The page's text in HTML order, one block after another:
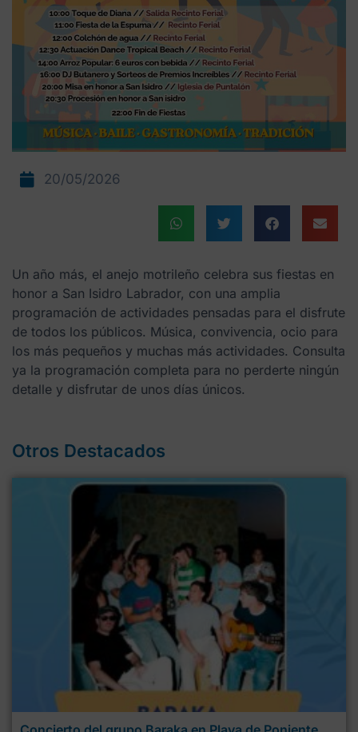
20/05/2026
Un año más, el anejo motrileño celebra sus fiestas en
honor a San Isidro Labrador, con una amplia
programación de actividades pensadas para el disfrute
de todos los públicos. Música, convivencia, ocio para
los más pequeños y muchas más actividades. Consulta
ya la programación completa para no perderte ningún
detalle y disfrutar de unos días únicos.
Otros Destacados